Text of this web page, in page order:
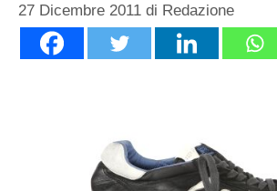
27 Dicembre 2011 di Redazione